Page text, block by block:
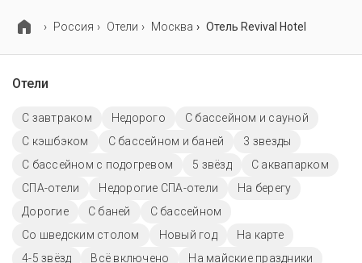
оплачивается отдельно.
Россия Отели Москва Отель Revival Hotel
Отели
С завтраком Недорого
С бассейном и сауной
С кэшбэком
С бассейном и баней
3 звезды
С бассейном с подогревом
5 звёзд
С аквапарком
СПА-отели
Недорогие СПА-отели
На берегу
Дорогие
С баней
C бассейном
Со шведским столом
Новый год
На карте
4-5 звёзд
Всё включено
На майские праздники